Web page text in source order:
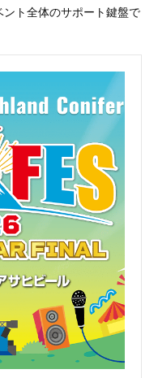
ント全体のサポート鍵盤で